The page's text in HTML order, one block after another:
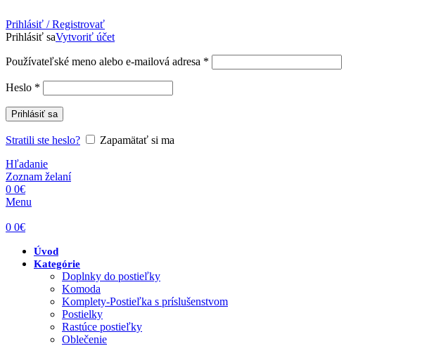
Prihlásiť / Registrovať
Prihlásiť saVytvoriť účet
Používateľské meno alebo e-mailová adresa *
Heslo *
Prihlásiť sa
Stratili ste heslo?
Zapamätať si ma
Hľadanie
Zoznam želaní
0 0€
Menu
0 0€
Úvod
Kategórie
Doplnky do postieľky
Komoda
Komplety-Postieľka s príslušenstvom
Postielky
Rastúce postieľky
Oblečenie